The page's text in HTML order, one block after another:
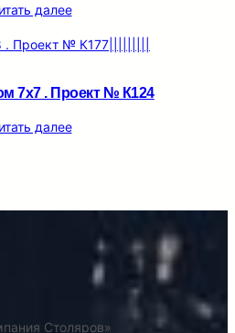
далее
7х7 . Проект № К124
далее
Столяров»